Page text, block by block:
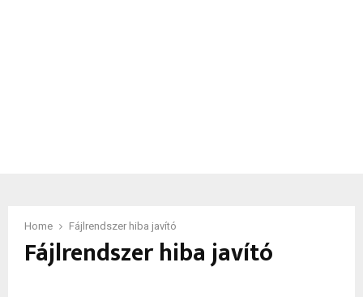
Home Fájlrendszer hiba javító
Fájlrendszer hiba javító